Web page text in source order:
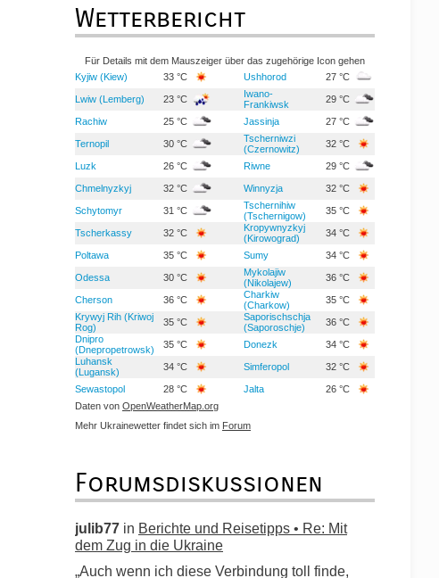
Wetterbericht
Für Details mit dem Mauszeiger über das zugehörige Icon gehen
Kyjiw (Kiew)
33 °C Ushhorod 27 °C
Lwiw (Lemberg) 23 °C
Iwano-
Frankiwsk
29 °C
Rachiw 25 °C Jassinja 27 °C
Ternopil 30 °C
Tscherniwzi
(Czernowitz)
32 °C
Luzk 26 °C Riwne 29 °C
Chmelnyzkyj 32 °C Winnyzja 32 °C
Schytomyr 31 °C
Tschernihiw
(Tschernigow)
35 °C
Tscherkassy 32 °C
Kropywnyzkyj
(Kirowograd)
34 °C
Poltawa 35 °C Sumy 34 °C
Odessa 30 °C
Mykolajiw
(Nikolajew)
36 °C
Cherson 36 °C
Charkiw
(Charkow)
35 °C
Krywyj Rih (Kriwoj
Rog)
35 °C
Saporischschja
(Saporoschje)
36 °C
Dnipro
(Dnepropetrowsk)
35 °C Donezk
34 °C
Luhansk
(Lugansk)
34 °C Simferopol 32 °C
Sewastopol 28 °C Jalta
26 °C
Daten von OpenWeatherMap.org
Mehr Ukrainewetter findet sich im Forum
Forumsdiskussionen
julib77 in Berichte und Reisetipps • Re: Mit
dem Zug in die Ukraine
„Auch wenn ich diese Verbindung toll finde,